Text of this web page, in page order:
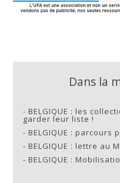
Dans la
-BELGIQUE : les
garder leur liste !
-BELGIQUE :
-BELGIQUE : lettre au
-BELGIQUE :